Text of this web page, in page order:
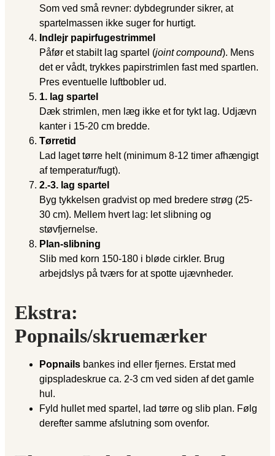
Som ved små revner: dybdegrunder sikrer, at
spartelmassen ikke suger for hurtigt.
Indlejr papirfugestrimmel
Påfør et stabilt lag spartel (joint compound). Mens
det er vådt, trykkes papirstrimlen fast med spartlen.
Pres eventuelle luftbobler ud.
1. lag spartel
Dæk strimlen, men læg ikke et for tykt lag. Udjævn
kanter i 15-20 cm bredde.
Tørretid
Lad laget tørre helt (minimum 8-12 timer afhængigt
af temperatur/fugt).
2.-3. lag spartel
Byg tykkelsen gradvist op med bredere strøg (25-
30 cm). Mellem hvert lag: let slibning og
støvfjernelse.
Plan-slibning
Slib med korn 150-180 i bløde cirkler. Brug
arbejdslys på tværs for at spotte ujævnheder.
Ekstra:
Popnails/skruemærker
Popnails bankes ind eller fjernes. Erstat med
gipspladeskrue ca. 2-3 cm ved siden af det gamle
hul.
Fyld hullet med spartel, lad tørre og slib plan. Følg
derefter samme afslutning som ovenfor.